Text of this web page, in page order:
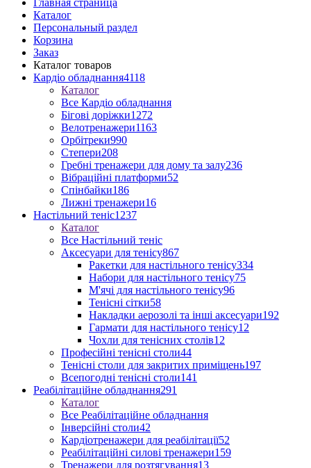
Главная страница
Каталог
Персональный раздел
Корзина
Заказ
Каталог товаров
Кардіо обладнання4118
Каталог
Все Кардіо обладнання
Бігові доріжки1272
Велотренажери1163
Орбітреки990
Степери208
Гребні тренажери для дому та залу236
Вібраційні платформи52
Спінбайки186
Лижні тренажери16
Настільний теніс1237
Каталог
Все Настільний теніс
Аксесуари для тенісу867
Ракетки для настільного тенісу334
Набори для настільного тенісу75
М'ячі для настільного тенісу96
Тенісні сітки58
Накладки аерозолі та інші аксесуари192
Гармати для настільного тенісу12
Чохли для тенісних столів12
Професійні тенісні столи44
Тенісні столи для закритих приміщень197
Всепогодні тенісні столи141
Реабілітаційне обладнання291
Каталог
Все Реабілітаційне обладнання
Інверсійні столи42
Кардіотренажери для реабілітації52
Реабілітаційні силові тренажери159
Тренажери для розтягування13